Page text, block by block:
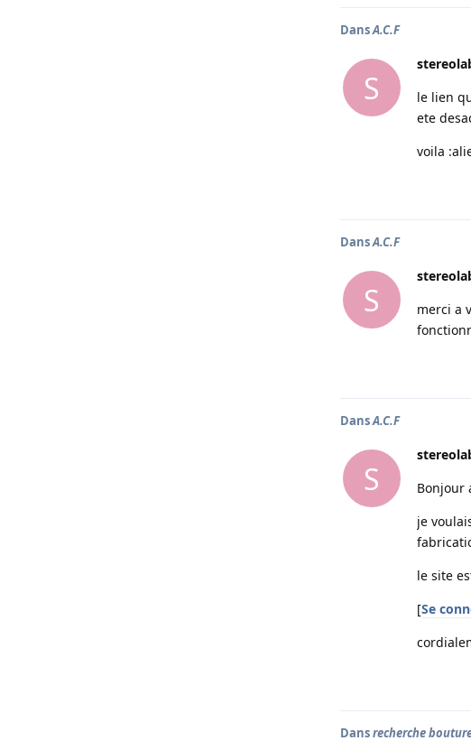
DansA.C.F
S
le lien
ete
voila
DansA.C.F
S
merci a
DansA.C.F
S
Bonjour
je
le site
[Se
Dansrecherche